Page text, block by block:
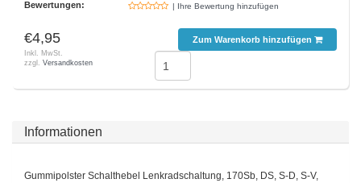
Bewertungen:
| Ihre Bewertung hinzufügen
€4,95
Inkl. MwSt.
zzgl. Versandkosten
Zum Warenkorb hinzufügen
Informationen
Gummipolster Schalthebel Lenkradschaltung, 170Sb, DS, S-D, S-V,